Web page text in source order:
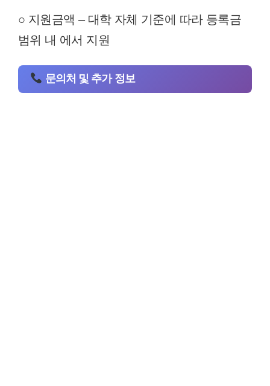
○ 지원금액 – 대학 자체 기준에 따라 등록금
범위 내 에서 지원
문의처 및 추가 정보